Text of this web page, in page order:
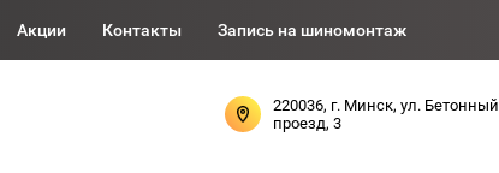
Акции Контакты Запись на шиномонтаж
220036, г. Минск, ул. Бетонный
проезд, 3